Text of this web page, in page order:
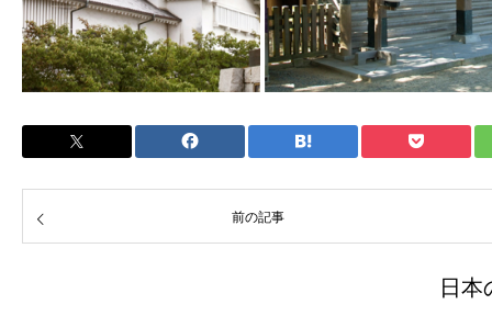
前の記事
日本